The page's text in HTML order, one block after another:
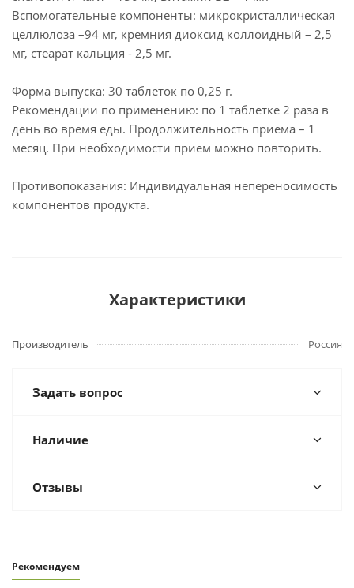
Вспомогательные компоненты: микрокристаллическая
целлюлоза –94 мг, кремния диоксид коллоидный – 2,5
мг, стеарат кальция - 2,5 мг.
Форма выпуска: 30 таблеток по 0,25 г.
Рекомендации по применению: по 1 таблетке 2 раза в
день во время еды. Продолжительность приема – 1
месяц. При необходимости прием можно повторить.
Противопоказания: Индивидуальная непереносимость
компонентов продукта.
Характеристики
Производитель Россия
Задать вопрос
Наличие
Отзывы
Рекомендуем